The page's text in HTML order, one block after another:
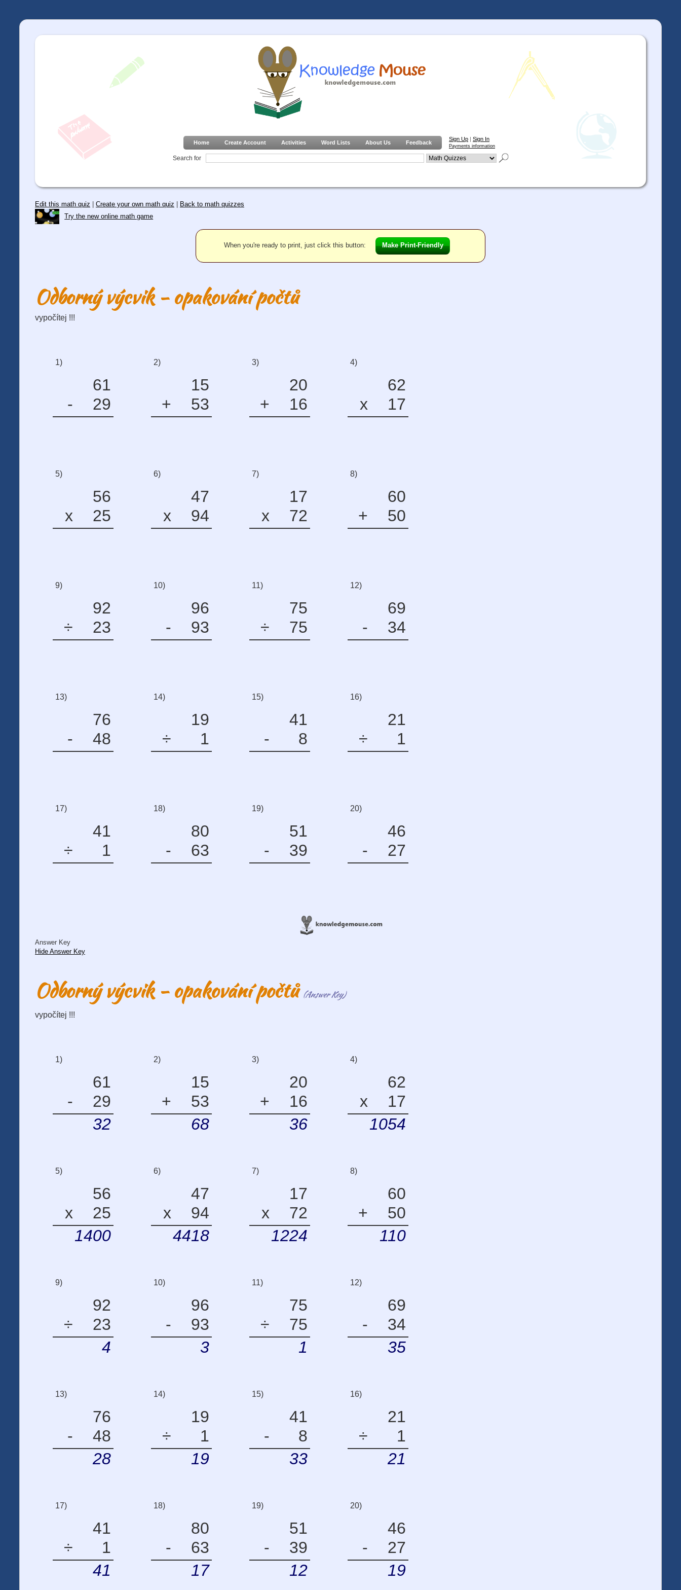
Home Create Account Activities Word Lists About Us Feedback
Sign Up | Sign In
Payments information
Search for
Edit this math quiz Create your own math quiz
Back to math quizzes
Try the new online math game
When you're ready to print, just click this button: Make Print-Friendly
Odborný výcvik - opakování počtů
vypočítej !!!
1)
61
-
29
2)
15
+
53
3)
20
+
16
4)
62
x
17
5)
56
x
25
6)
47
x
94
7)
17
x
72
8)
60
+
50
9)
92
÷
23
10)
96
-
93
11)
75
÷
75
12)
69
-
34
13)
76
-
48
14)
19
÷
1
15)
41
-
8
16)
21
÷
1
17)
41
÷
1
18)
80
-
63
19)
51
-
39
20)
46
-
27
Answer Key
Hide Answer Key
Odborný výcvik - opakování počtů (Answer Key)
vypočítej !!!
1)
61
-
29
32
2)
15
+
53
68
3)
20
+
16
36
4)
62
x
17
1054
5)
56
x
25
1400
6)
47
x
94
4418
7)
17
x
72
1224
8)
60
+
50
110
9)
92
÷
23
4
10)
96
-
93
3
11)
75
÷
75
1
12)
69
-
34
35
13)
76
-
48
28
14)
19
÷
1
19
15)
41
-
8
33
16)
21
÷
1
21
17)
41
÷
1
41
18)
80
-
63
17
19)
51
-
39
12
20)
46
-
27
19